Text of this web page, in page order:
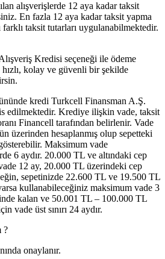
alışverişlerde 12 aya kadar taksit
En fazla 12 aya kadar taksit yapma
farklı taksit tutarları uygulanabilmektedir.
Kredisi seçeneği ile ödeme
hızlı, kolay ve güvenli bir şekilde
kredi Turkcell Finansman A.Ş.
edilmektedir. Krediye ilişkin vade, taksit
Financell tarafından belirlenir. Vade
üzerinden hesaplanmış olup sepetteki
Maksimum vade
6 aydır. 20.000 TL ve altındaki cep
12 ay, 20.000 TL üzerindeki cep
sepetinizde 22.600 TL ve 19.500 TL
kullanabileceğiniz maksimum vade 3
kalan ve 50.001 TL – 100.000 TL
vade üst sınırı 24 aydır.
?
onaylanır.